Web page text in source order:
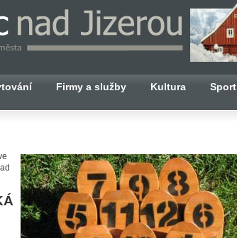
Firmy a služby Kultura Sport